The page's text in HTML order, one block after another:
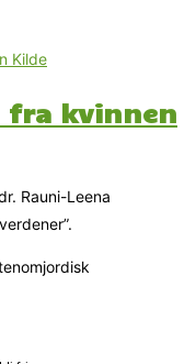
fra kvinnen
Rauni-Leena